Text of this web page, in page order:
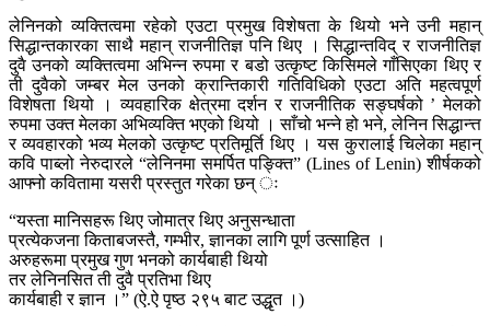
लेनिनको व्यक्तित्वमा रहेको एउटा प्रमुख विशेषता के थियो भने उनी महान्
सिद्धान्तकारका साथै महान् राजनीतिज्ञ पनि थिए । सिद्धान्तविद् र राजनीतिज्ञ
दुवै उनको व्यक्तित्वमा अभिन्न रुपमा र बडो उत्कृष्ट किसिमले गाँसिएका थिए र
ती दुवैको जम्बर मेल उनको क्रान्तिकारी गतिविधिको एउटा अति महत्वपूर्ण
विशेषता थियो । व्यवहारिक क्षेत्रमा दर्शन र राजनीतिक सङ्घर्षको ’ मेलको
रुपमा उक्त मेलका अभिव्यक्ति भएको थियो । साँचो भन्ने हो भने, लेनिन सिद्धान्त्त
र व्यवहारको भव्य मेलको उत्कृष्ट प्रतिमूर्ति थिए । यस कुरालाई चिलेका महान्
कवि पाब्लो नेरुदारले “लेनिनमा समर्पित पङ्क्ति” (Lines of Lenin) शीर्षकको
आफ्नो कवितामा यसरी प्रस्तुत गरेका छन् ः
“यस्ता मानिसहरू थिए जोमात्र थिए अनुसन्धाता
प्रत्येकजना किताबजस्तै, गम्भीर, ज्ञानका लागि पूर्ण उत्साहित ।
अरुहरूमा प्रमुख गुण भनको कार्यबाही थियो
तर लेनिनसित ती दुवै प्रतिभा थिए
कार्यबाही र ज्ञान ।” (ऐ.ऐ पृष्ठ २९५ बाट उद्धृत ।)